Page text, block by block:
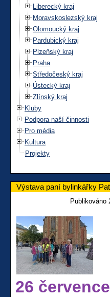
Liberecký kraj
Moravskoslezský kraj
Olomoucký kraj
Pardubický kraj
Plzeňský kraj
Praha
Středočeský kraj
Ústecký kraj
Zlínský kraj
Kluby
Podpora naší činnosti
Pro média
Kultura
Projekty
Výstava paní bylinkářky
Publikováno
26